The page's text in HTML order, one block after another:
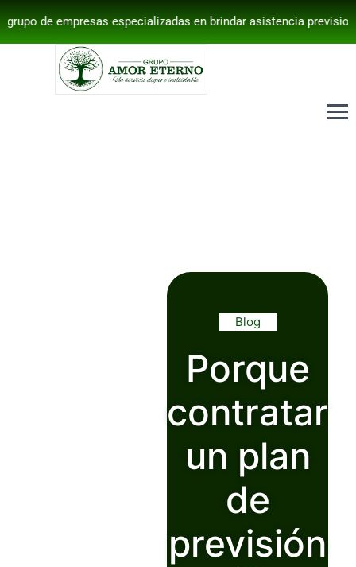
de empresas especializadas en brindar asistencia
Blog
Porque
contratar
un plan
de
previsión